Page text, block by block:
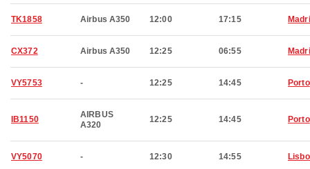
TK1858 Airbus A350 12:00 17:15
CX372 Airbus A350 12:25 06:55
VY5753 - 12:25 14:45 Porto
IB1150
AIRBUS
A320
12:25 14:45 Porto
VY5070 - 12:30 14:55